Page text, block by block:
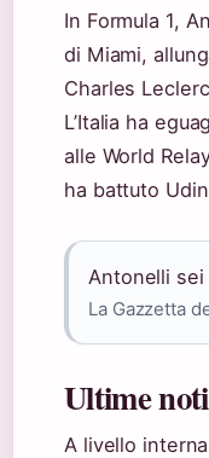
In Formula 1,
di Miami,
Charles
L’Italia ha
alle World
ha battuto
Antonelli
La Gazzetta
Ultime
A livello